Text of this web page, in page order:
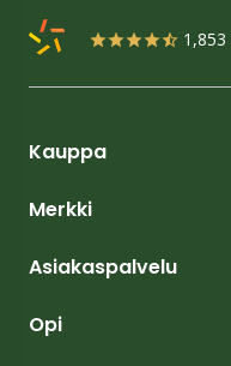
1,853
Kauppa
Merkki
Asiakaspalvelu
Opi